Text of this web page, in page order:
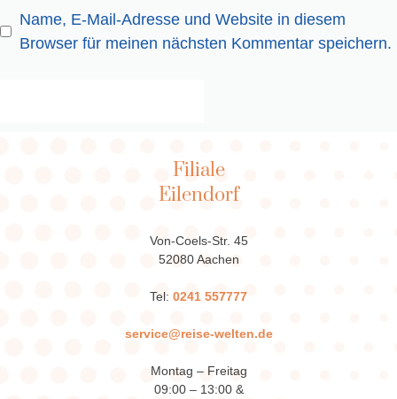
Name, E-Mail-Adresse und Website in diesem
Browser für meinen nächsten Kommentar speichern.
Filiale
Eilendorf
Von-Coels-Str. 45
52080 Aachen
Tel: 0241 557777
service@reise-welten.de
Montag – Freitag
09:00 – 13:00 &